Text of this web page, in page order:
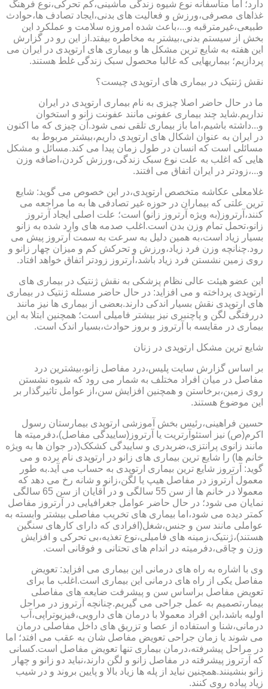
دارد؛ اما متاسفانه نوع شیوه زندگی ماشینی،کم تحرکی،نوع فرهنگ
غذاهای مصرفی،ورزش و فعالیت های بدنی،ایجاد تصادف ها،حوادث
طبیعی،غیرمترقبه و...،باعث شده امروزه سلامت و عملکرد این
بخش از سیستم بدنی،بیشتر به مخاطره بیفتد.از این رو در گزارش
این هفته به شایع ترین مشکل ها و بیماری های ارتوپدی در ایران می
پردازیم؛ بیماریهایی که غالبا محصول سبک زندگی غلط هستند.
نقش ژنتیک در بیماری های ارتوپدی چیست؟
ما در حال حاضر اصلا چیزی به نام بیماری ارتوپدی در ایران
نداریم.شاید چند بیماری عفونی مانند عفونت زانو و استخوان
و...داشته باشیم،اما باز بیماری تلقی نمی شود.آن چیزی که ما اکنون
در ایران به عنوان اشکال های ارتوپدی داریم،بیشتر مربوط به
مسائلی است که انسان در طول زمان پیدا می کند.مسائل و مشکل
هایی که اغلب به علت نوع سبک زندگی،ورزش کردن،اضافه وزن
و...،زودتر در ایران اتفاق می افتند.
غلامعلی عکاشه متخصص ارتوپدی،در این خصوص می گوید: شایع
ترین علتی که بیماران در حوزه غیر تصادفی ها به ما مراجعه می
کنند،آرتروز(به ویژه آرتروز زانو) است؛ علت اصلی ایجاد آرتروز
زانو،تحمل تمام وزن بدن است.اغلب صدمه های وارد شده به زانو
بسیار زیاد است،به همین دلیل به سرعت به سمت آرتروز پیش می
رود.چنانچه وزن فرد زیاد،ورزش و تحرکش کم و میزان چهار زانو و
روی زمین نشستن فرد زیاد باشد،آرتروز زودتر اتفاق خواهد افتاد.
این عضو هیئت عالی نظام پزشکی به نقش ژنتیک در بیماری های
ارتوپدی پرداخته و می افزاید: در حال حاضر مسئله ژنتیک در بیماری
های ارتوپدی نقش بسیار اندکی دارند.بعضی از بیماری ها نیز مانند
دررفتگی لگن و پاچنبری نیز بیشتر فامیلی است؛ همچنین ابتلا به این
بیماری در مقایسه با آرتروز و بروز حوادث،بسیار اندک است.
شایع ترین مشکل ارتوپدی در زنان
بر اساس گزارش سایت پلیس،درد مفاصل زانو،بیشترین درد
مفاصل در میان افراد مختلف به شمار می رود که شیوه نشستن
روی زمین،برخاستن و همچنین افزایش سن،از عوامل تاثیرگذار بر
این موضوع هستند.
حسین فراهینی،رئیس بخش آموزشی ارتوپدی بیمارستان رسول
اکرم(ص) نیز استئوآرتریت یا آرتروز(ساییدگی مفاصل)،دفرمیته ها
مانند زانوی پرانتزی،ضربدری و ساییدگی کشکک(در جوان ها به ویژه
خانم ها) را شایع ترین بیماری های زانو در ارتوپدی نام برده و می
گوید: آرتروز شایع ترین بیماری ارتوپدی به حساب می آید.به طور
معمول آرتروز در مفاصل هیپ یا لگن،زانو و شانه رخ می دهد که
معمولا در خانم ها از سن 55 سالگی و در آقایان از سن 65 سالگی
نمایان می شود؛ در حال حاضر عوامل جغرافیایی در آرتروز مفاصل
کمتر دیده می شود،اما بیماری های تخریب مفاصلی بیشتر وابسته به
عواملی مانند سن و جنس،شغل(افرادی که دارای کارهای سنگین
هستند)،ژنتیک،زمینه های فامیلی،نوع تغذیه،بی تحرکی و افزایش
وزن و چاقی،دفرمیته در اندام های تحتانی و فوقانی است.
وی با اشاره به راه های درمانی این بیماری می افزاید: تعویض
مفاصل یکی از راه های درمانی این بیماری است.اغلب ما برای
تعویض مفاصل براساس سن و پیشرفت ضایعه های مفاصلی
بیمار،تصمیم به عمل جراحی می گیریم.چنانچه آرتروز در مراحل
اولیه باشد،این افراد معمولا با درمان های دارویی،فیزیوتراپی،آب
درمانی،شنا و استفاده از عصا و تزریق های داخل مفاصلی درمان
می شوند یا زمان جراحی تعویض مفاصل شان به عقب می افتد؛ اما
در مراحل پیشرفته،درمان بیماری تنها تعویض مفاصل است.کسانی
که آرتروز پیشرفته در مفاصل زانو و لگن دارند،نباید دو زانو و چهار
زانو بنشینند.همچنین نباید از پله ها زیاد بالا و پایین بروند و در شیب
زیاد پیاده روی کنند.